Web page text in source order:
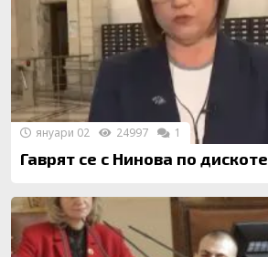
Гаврят се с Нинова по
януари 02 24997 1